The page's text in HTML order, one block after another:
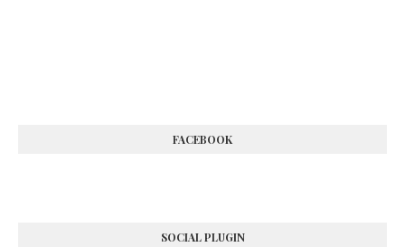
FACEBOOK
SOCIAL PLUGIN